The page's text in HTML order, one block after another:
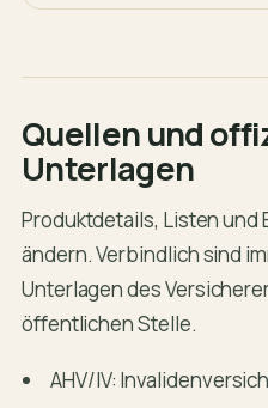
Quellen und
Unterlagen
Produktdetails, Listen und
ändern. Verbindlich sind
Unterlagen des
öffentlichen Stelle.
AHV/IV: